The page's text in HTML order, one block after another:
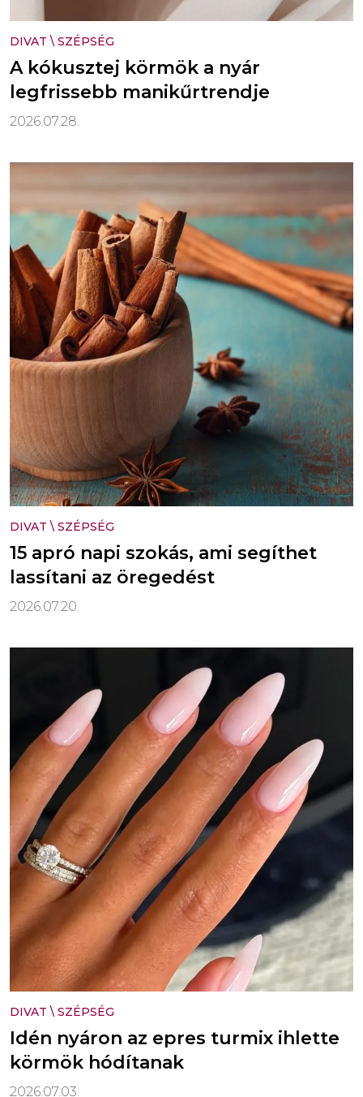
DIVAT \ SZÉPSÉG
A kókusztej körmök a nyár
legfrissebb manikűrtrendje
2026.07.28.
DIVAT \ SZÉPSÉG
15 apró napi szokás, ami segíthet
lassítani az öregedést
2026.07.20.
DIVAT \ SZÉPSÉG
Idén nyáron az epres turmix ihlette
körmök hódítanak
2026.07.03.